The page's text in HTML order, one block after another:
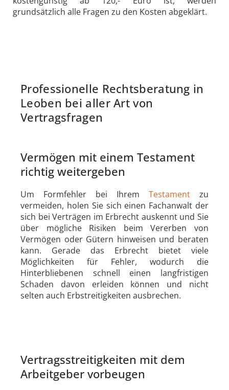
grundsätzlich alle Fragen zu den Kosten abgeklärt.
Professionelle Rechtsberatung in
Leoben bei aller Art von
Vertragsfragen
Vermögen mit einem Testament
richtig weitergeben
Um Formfehler bei Ihrem Testament
zu
vermeiden, holen Sie sich einen Fachanwalt der
sich bei Verträgen im Erbrecht auskennt und Sie
über mögliche Risiken beim Vererben von
Vermögen oder Gütern hinweisen und beraten
kann. Gerade das Erbrecht bietet viele
Möglichkeiten für Fehler, wodurch die
Hinterbliebenen schnell einen langfristigen
Schaden davon erleiden können und nicht
selten auch Erbstreitigkeiten ausbrechen.
Vertragsstreitigkeiten mit dem
Arbeitgeber vorbeugen